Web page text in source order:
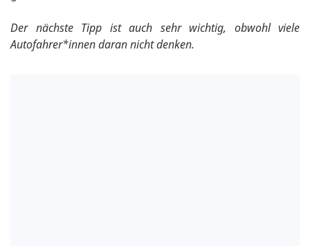
Der nächste Tipp ist auch sehr wichtig, obwohl viele
Autofahrer*innen daran nicht denken.